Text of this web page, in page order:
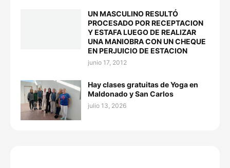
UN MASCULINO RESULTÓ
PROCESADO POR RECEPTACION
Y ESTAFA LUEGO DE REALIZAR
UNA MANIOBRA CON UN CHEQUE
EN PERJUICIO DE ESTACION
junio 17, 2012
Hay clases gratuitas de Yoga en
Maldonado y San Carlos
julio 13, 2026